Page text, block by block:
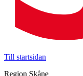
Till startsidan
Region Skåne